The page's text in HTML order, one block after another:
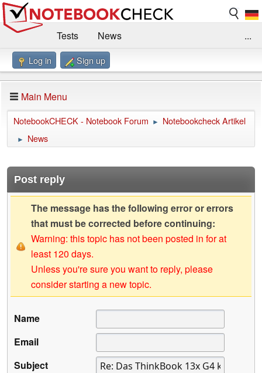
Tests
News
Benchmarks / Technik
Forum
Impressum
...
Log in Sign up
Main Menu
NotebookCHECK - Notebook Forum ► Notebookcheck Artikel
► News
Post reply
The message has the following error or errors
that must be corrected before continuing:
Warning: this topic has not been posted in for at
least 120 days.
Unless you're sure you want to reply, please
consider starting a new topic.
Name
Email
Subject